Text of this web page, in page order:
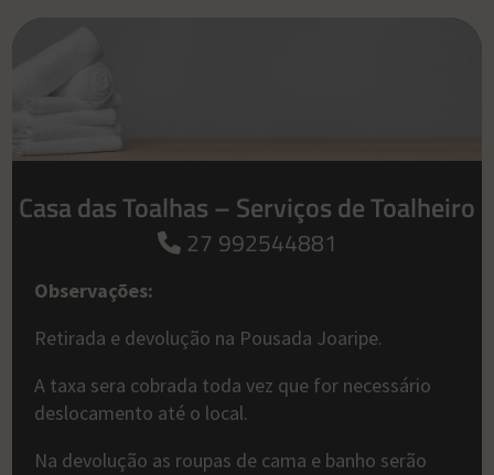
Casa das Toalhas – Serviços de Toalheiro
27 992544881
Observações:
Retirada e devolução na Pousada Joaripe.
A taxa sera cobrada toda vez que for necessário
deslocamento até o local.
Na devolução as roupas de cama e banho serão